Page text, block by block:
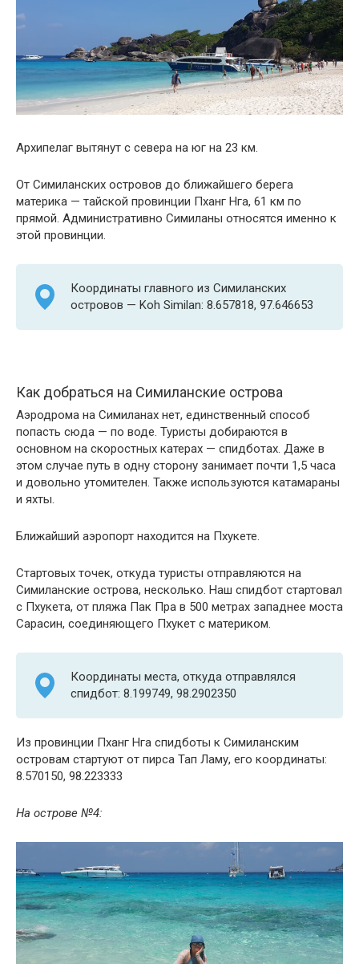
Архипелаг вытянут с севера на юг на 23 км.
От Симиланских островов до ближайшего берега
материка — тайской провинции Пханг Нга, 61 км по
прямой. Административно Симиланы относятся именно к
этой провинции.
Координаты главного из Симиланских
островов — Koh Similan: 8.657818, 97.646653
Как добраться на Симиланские острова
Аэродрома на Симиланах нет, единственный способ
попасть сюда — по воде. Туристы добираются в
основном на скоростных катерах — спидботах. Даже в
этом случае путь в одну сторону занимает почти 1,5 часа
и довольно утомителен. Также используются катамараны
и яхты.
Ближайший аэропорт находится на Пхукете.
Стартовых точек, откуда туристы отправляются на
Симиланские острова, несколько. Наш спидбот стартовал
с Пхукета, от пляжа Пак Пра в 500 метрах западнее моста
Сарасин, соединяющего Пхукет с материком.
Координаты места, откуда отправлялся
спидбот: 8.199749, 98.2902350
Из провинции Пханг Нга спидботы к Симиланским
островам стартуют от пирса Тап Ламу, его координаты:
8.570150, 98.223333
На острове №4: